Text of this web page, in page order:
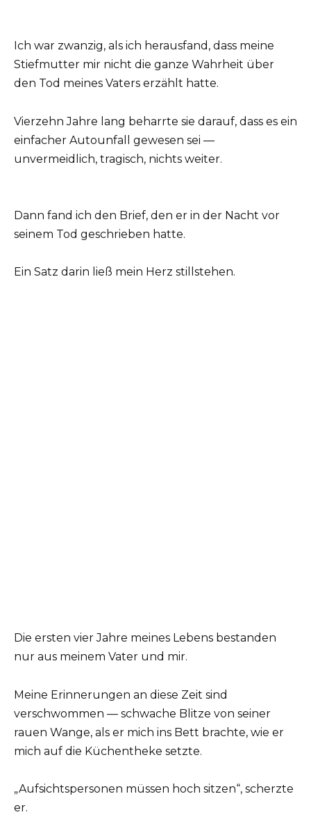
Ich war zwanzig, als ich herausfand, dass meine
Stiefmutter mir nicht die ganze Wahrheit über
den Tod meines Vaters erzählt hatte.
Vierzehn Jahre lang beharrte sie darauf, dass es ein
einfacher Autounfall gewesen sei —
unvermeidlich, tragisch, nichts weiter.
Dann fand ich den Brief, den er in der Nacht vor
seinem Tod geschrieben hatte.
Ein Satz darin ließ mein Herz stillstehen.
Die ersten vier Jahre meines Lebens bestanden
nur aus meinem Vater und mir.
Meine Erinnerungen an diese Zeit sind
verschwommen — schwache Blitze von seiner
rauen Wange, als er mich ins Bett brachte, wie er
mich auf die Küchentheke setzte.
„Aufsichtspersonen müssen hoch sitzen“, scherzte
er.